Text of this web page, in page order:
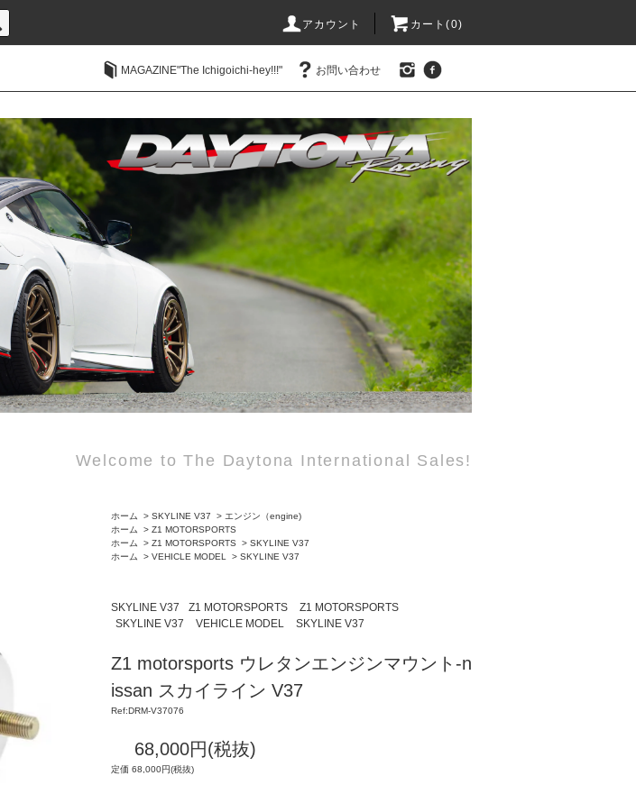
アカウント カート(0)
MAGAZINE"The Ichigoichi-hey!!!" お問い合わせ
Welcome to The Daytona International Sales!
ホーム > SKYLINE V37 > エンジン（engine)
ホーム
> Z1 MOTORSPORTS
ホーム
> Z1 MOTORSPORTS > SKYLINE V37
ホーム
> VEHICLE MODEL > SKYLINE V37
SKYLINE V37 Z1 MOTORSPORTS
Z1 MOTORSPORTS
SKYLINE V37
VEHICLE MODEL SKYLINE V37
Z1 motorsports ウレタンエンジンマウント-n
issan スカイライン V37
Ref:DRM-V37076
68,000円(税抜)
定価 68,000円(税抜)